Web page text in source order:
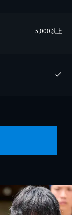
5,000以上